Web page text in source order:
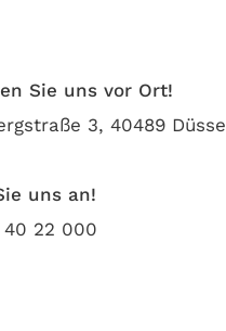
Sie uns vor Ort!
3, 40489
uns an!
40 22 000